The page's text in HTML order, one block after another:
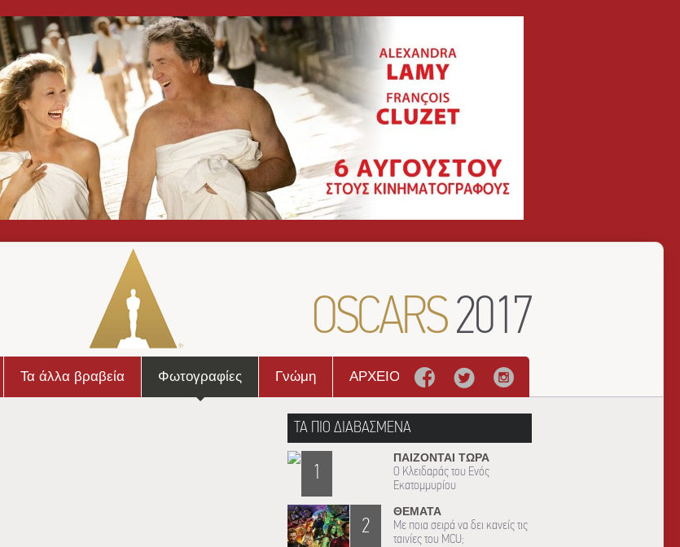
OSCARS2017
Τα άλλα βραβεία Φωτογραφίες Γνώμη ΑΡΧΕΙΟ
ΤΑ ΠΙΟ ΔΙΑΒΑΣΜΕΝΑ
1
ΠΑΙΖΟΝΤΑΙ ΤΩΡΑ
Ο Κλειδαράς του Ενός
Εκατομμυρίου
2
ΘΕΜΑΤΑ
Με ποια σειρά να δει κανείς τις
ταινίες του MCU;